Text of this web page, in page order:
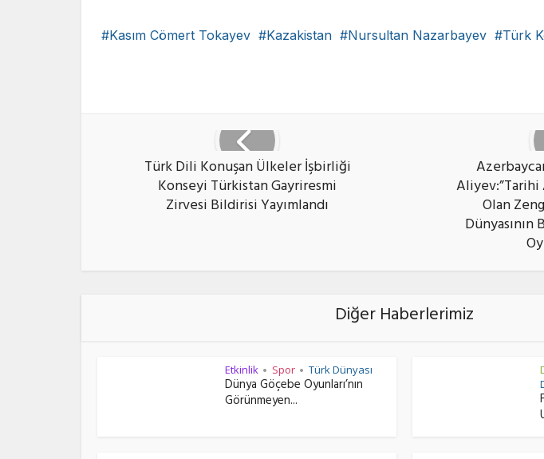
Kasım Cömert Tokayev Kazakistan Nursultan Nazarbayev Türk
Türk Dili Konuşan Ülkeler İşbirliği
Konseyi Türkistan Gayriresmi
Zirvesi Bildirisi Yayımlandı
Aliyev:”Tarihi
Olan
Diğer Haberlerimiz
Etkinlik • Spor • Türk Dünyası
Dünya Göçebe Oyunları’nın
Görünmeyen...